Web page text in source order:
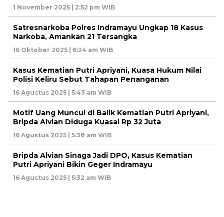
1 November 2025 | 2:52 pm WIB
Satresnarkoba Polres Indramayu Ungkap 18 Kasus
Narkoba, Amankan 21 Tersangka
16 Oktober 2025 | 6:24 am WIB
Kasus Kematian Putri Apriyani, Kuasa Hukum Nilai
Polisi Keliru Sebut Tahapan Penanganan
16 Agustus 2025 | 5:43 am WIB
Motif Uang Muncul di Balik Kematian Putri Apriyani,
Bripda Alvian Diduga Kuasai Rp 32 Juta
16 Agustus 2025 | 5:38 am WIB
Bripda Alvian Sinaga Jadi DPO, Kasus Kematian
Putri Apriyani Bikin Geger Indramayu
16 Agustus 2025 | 5:32 am WIB